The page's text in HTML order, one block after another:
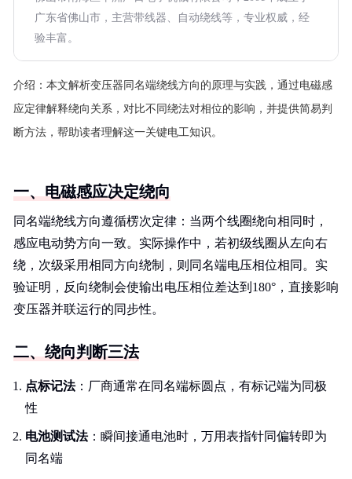
广东省佛山市，主营带线器、自动绕线等，专业权威，经
验丰富。
介绍： 本文解析变压器同名端绕线方向的原理与实践，通过电磁感
应定律解释绕向关系，对比不同绕法对相位的影响，并提供简易判
断方法，帮助读者理解这一关键电工知识。
一、电磁感应决定绕向
同名端绕线方向遵循楞次定律：当两个线圈绕向相同时，
感应电动势方向一致。实际操作中，若初级线圈从左向右
绕，次级采用相同方向绕制，则同名端电压相位相同。实
验证明，反向绕制会使输出电压相位差达到180°，直接影响
变压器并联运行的同步性。
二、绕向判断三法
点标记法：厂商通常在同名端标圆点，有标记端为同极
性
电池测试法：瞬间接通电池时，万用表指针同偏转即为
同名端